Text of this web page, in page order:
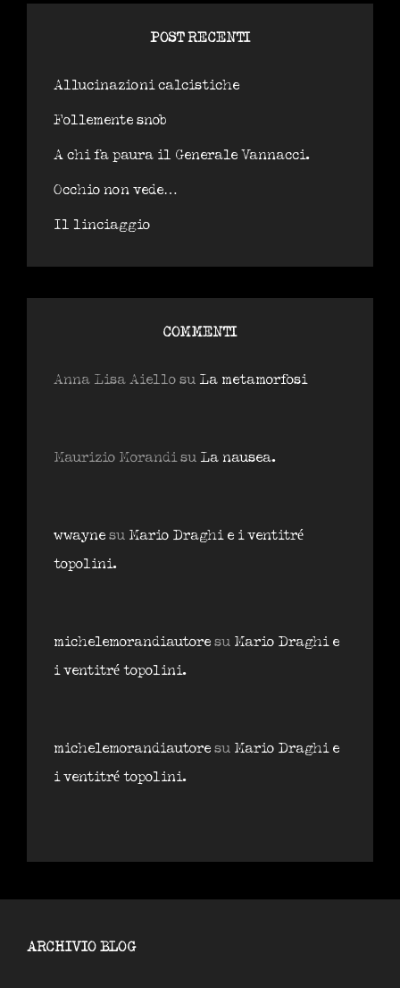
POST RECENTI
Allucinazioni calcistiche
Follemente snob
A chi fa paura il Generale Vannacci.
Occhio non vede…
Il linciaggio
COMMENTI
Anna Lisa Aiello su La metamorfosi
Maurizio Morandisu La nausea.
wwayne su Mario Draghi e i ventitré
topolini.
michelemorandiautore su Mario Draghi e
i ventitré topolini.
michelemorandiautore su Mario Draghi e
i ventitré topolini.
ARCHIVIO BLOG